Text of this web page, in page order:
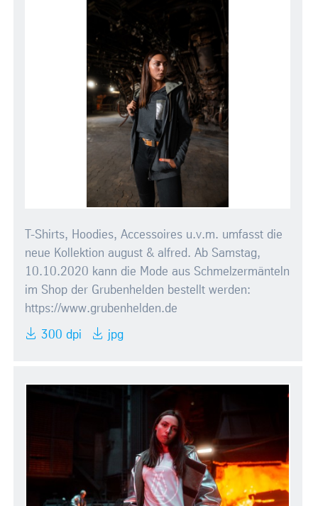
T-Shirts, Hoodies, Accessoires u.v.m. umfasst die
neue Kollektion august & alfred. Ab Samstag,
10.10.2020 kann die Mode aus Schmelzermänteln
im Shop der Grubenhelden bestellt werden:
https://www.grubenhelden.de
300 dpi jpg